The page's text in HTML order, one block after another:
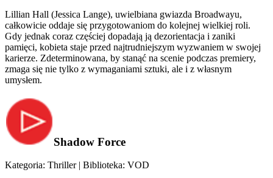
Lillian Hall (Jessica Lange), uwielbiana gwiazda Broadwayu,
całkowicie oddaje się przygotowaniom do kolejnej wielkiej roli.
Gdy jednak coraz częściej dopadają ją dezorientacja i zaniki
pamięci, kobieta staje przed najtrudniejszym wyzwaniem w swojej
karierze. Zdeterminowana, by stanąć na scenie podczas premiery,
zmaga się nie tylko z wymaganiami sztuki, ale i z własnym
umysłem.
Shadow Force
Kategoria: Thriller | Biblioteka: VOD